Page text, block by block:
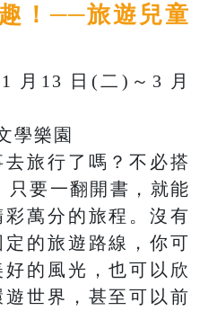
！──旅遊兒童
月13 日(二)～3 月
學樂園
旅行了嗎？不必搭
只要一翻開書，就能
萬分的旅程。沒有
的旅遊路線，你可
的風光，也可以欣
世界，甚至可以前